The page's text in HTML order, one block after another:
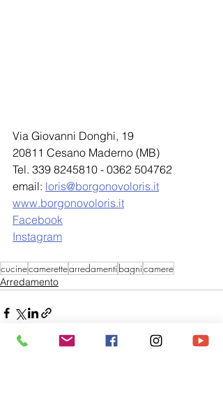
Via Giovanni Donghi, 19
20811 Cesano Maderno (MB)
Tel. 339 8245810 - 0362 504762
email: loris@borgonovoloris.it
www.borgonovoloris.it
Facebook
Instagram
cucinecamerettearredamentibagnicamere
Arredamento